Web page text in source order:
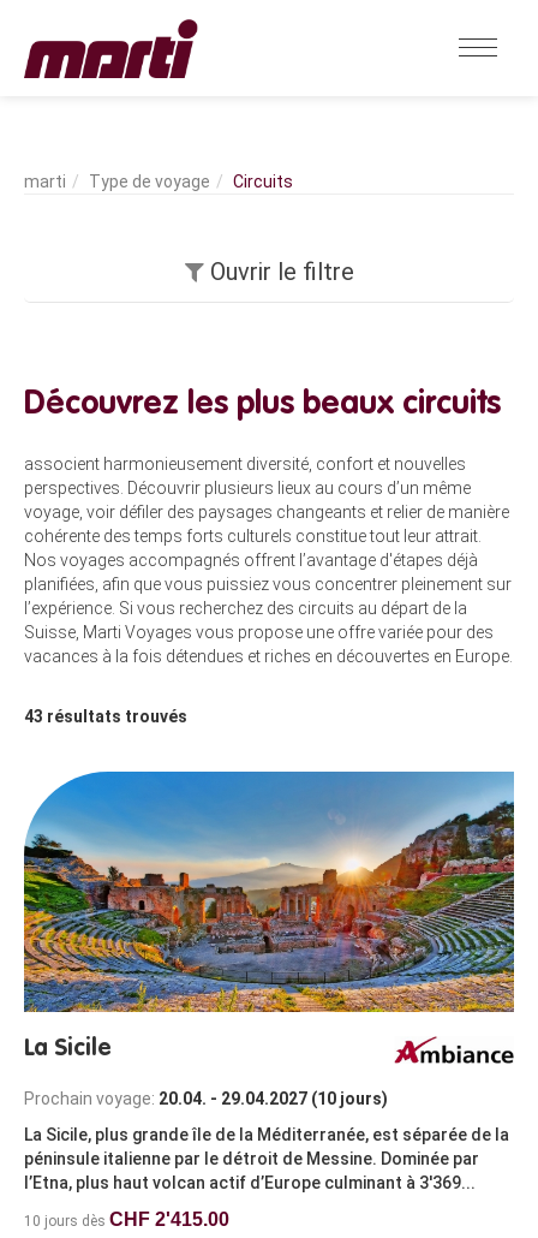
Type de voyage Circuits
Ouvrir le filtre
Découvrez les plus beaux circuits
associent harmonieusement diversité, confort et nouvelles
perspectives. Découvrir plusieurs lieux au cours d’un même
voyage, voir défiler des paysages changeants et relier de manière
cohérente des temps forts culturels constitue tout leur attrait.
Nos voyages accompagnés offrent l’avantage d'étapes déjà
planifiées, afin que vous puissiez vous concentrer pleinement sur
l’expérience. Si vous recherchez des circuits au départ de la
Suisse, Marti Voyages vous propose une offre variée pour des
vacances à la fois détendues et riches en découvertes en Europe.
43 résultats trouvés
La Sicile
Prochain voyage: 20.04. - 29.04.2027 (10 jours)
La Sicile, plus grande île de la Méditerranée, est séparée de la
péninsule italienne par le détroit de Messine. Dominée par
l’Etna, plus haut volcan actif d’Europe culminant à 3'369...
10 jours dès CHF 2'415.00